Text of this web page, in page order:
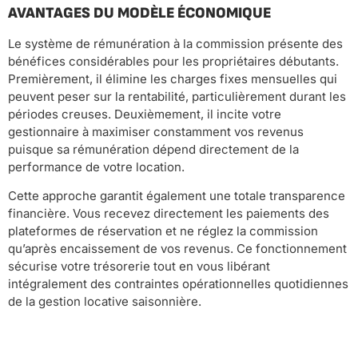
AVANTAGES DU MODÈLE ÉCONOMIQUE
Le système de rémunération à la commission présente des
bénéfices considérables pour les propriétaires débutants.
Premièrement, il élimine les charges fixes mensuelles qui
peuvent peser sur la rentabilité, particulièrement durant les
périodes creuses. Deuxièmement, il incite votre
gestionnaire à maximiser constamment vos revenus
puisque sa rémunération dépend directement de la
performance de votre location.
Cette approche garantit également une totale transparence
financière. Vous recevez directement les paiements des
plateformes de réservation et ne réglez la commission
qu’après encaissement de vos revenus. Ce fonctionnement
sécurise votre trésorerie tout en vous libérant
intégralement des contraintes opérationnelles quotidiennes
de la gestion locative saisonnière.